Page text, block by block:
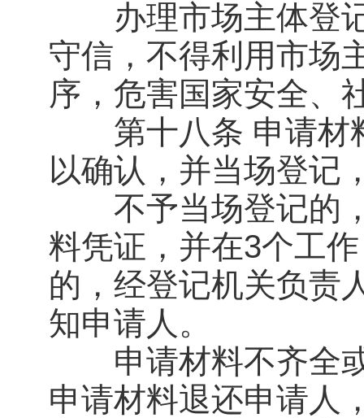
办理市场主体登记
守信，不得利用市场
序，危害国家安全、
第十八条 申请材
以确认，并当场登记
不予当场登记的，
料凭证，并在3个工
的，经登记机关负责
知申请人。
申请材料不齐全或
申请材料退还申请人